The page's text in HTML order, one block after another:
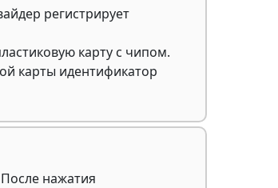
регистрирует
карту с чипом.
карты идентификатор
нажатия